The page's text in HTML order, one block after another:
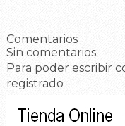
Comentarios
Sin comentarios.
Para poder escribir
registrado